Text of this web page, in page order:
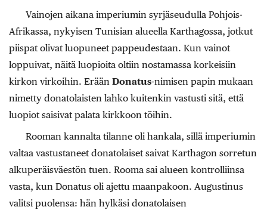
Vainojen aikana imperiumin syrjäseudulla Pohjois-
Afrikassa, nykyisen Tunisian alueella Karthagossa, jotkut
piispat olivat luopuneet pappeudestaan. Kun vainot
loppuivat, näitä luopioita oltiin nostamassa korkeisiin
kirkon virkoihin. Erään Donatus-nimisen papin mukaan
nimetty donatolaisten lahko kuitenkin vastusti sitä, että
luopiot saisivat palata kirkkoon töihin.
Rooman kannalta tilanne oli hankala, sillä imperiumin
valtaa vastustaneet donatolaiset saivat Karthagon sorretun
alkuperäisväestön tuen. Rooma sai alueen kontrolliinsa
vasta, kun Donatus oli ajettu maanpakoon. Augustinus
valitsi puolensa: hän hylkäsi donatolaisen